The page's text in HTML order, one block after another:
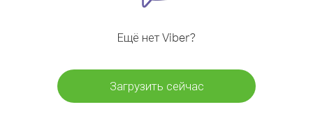
Ещё нет Viber?
Загрузить сейчас